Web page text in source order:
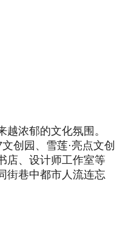
浓郁的文化氛围。
创园、雪莲·亮点文创
、设计师工作室等
街巷中都市人流连忘